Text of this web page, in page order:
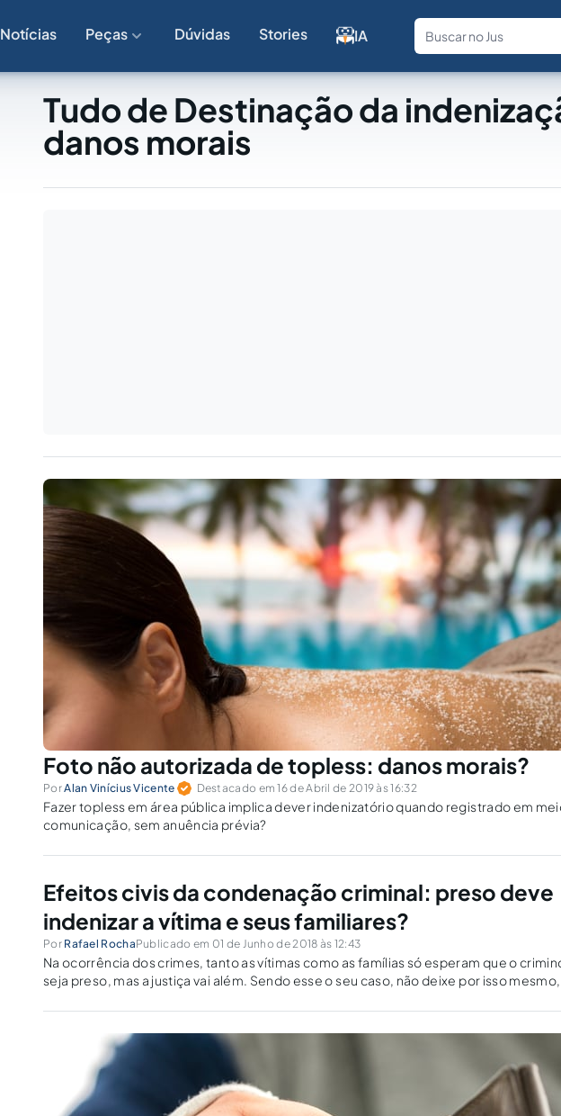
Notícias Peças Dúvidas Stories IA
Fale com
Tudo de Destinação da
danos morais
Foto não autorizada de topless: danos morais?
PorAlan Vinícius Vicente Destacado em 16 de Abril de 2019 às 16:32
Fazer topless em área pública implica dever indenizatório quando registrado em
comunicação, sem anuência prévia?
Efeitos civis da condenação criminal: preso deve
indenizar a vítima e seus familiares?
Por Rafael RochaPublicado em 01 de Junho de 2018 às 12:43
Na ocorrência dos crimes, tanto as vítimas como as famílias só esperam que o
seja preso, mas a justiça vai além. Sendo esse o seu caso, não deixe por isso